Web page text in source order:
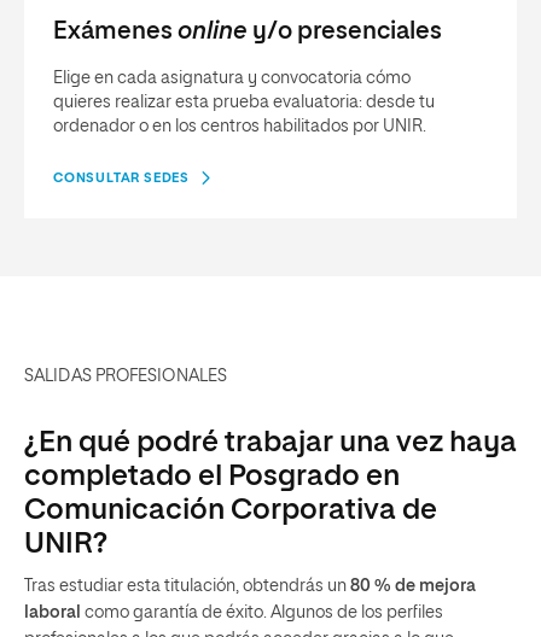
Exámenes online y/o presenciales
Elige en cada asignatura y convocatoria cómo
quieres realizar esta prueba evaluatoria: desde tu
ordenador o en los centros habilitados por UNIR.
CONSULTAR SEDES
SALIDAS PROFESIONALES
¿En qué podré trabajar una vez haya
completado el Posgrado en
Comunicación Corporativa de
UNIR?
Tras estudiar esta titulación, obtendrás un 80 % de mejora
laboral como garantía de éxito. Algunos de los perfiles